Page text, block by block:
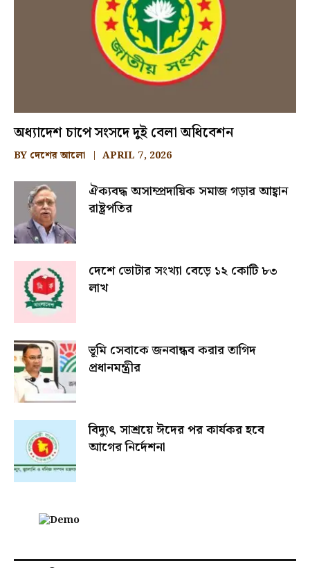
অধ্যাদেশ চাপে সংসদে দুই বেলা অধিবেশন
BY দেশের আলো APRIL 7, 2026
ঐক্যবদ্ধ অসাম্প্রদায়িক সমাজ গড়ার আহ্বান
রাষ্ট্রপতির
দেশে ভোটার সংখ্যা বেড়ে ১২ কোটি ৮৩
লাখ
ভূমি সেবাকে জনবান্ধব করার তাগিদ
প্রধানমন্ত্রীর
বিদ্যুৎ সাশ্রয়ে ঈদের পর কার্যকর হবে
আগের নির্দেশনা